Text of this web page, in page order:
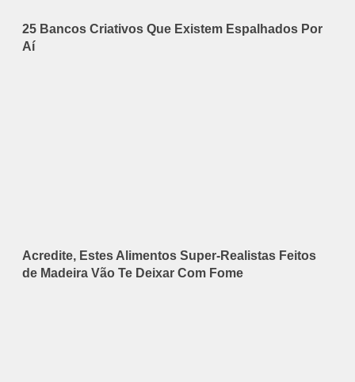
25 Bancos Criativos Que Existem Espalhados Por
Aí
Acredite, Estes Alimentos Super-Realistas Feitos
de Madeira Vão Te Deixar Com Fome